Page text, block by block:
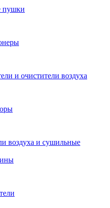
пушки
и очистители воздуха
воздуха и сушильные